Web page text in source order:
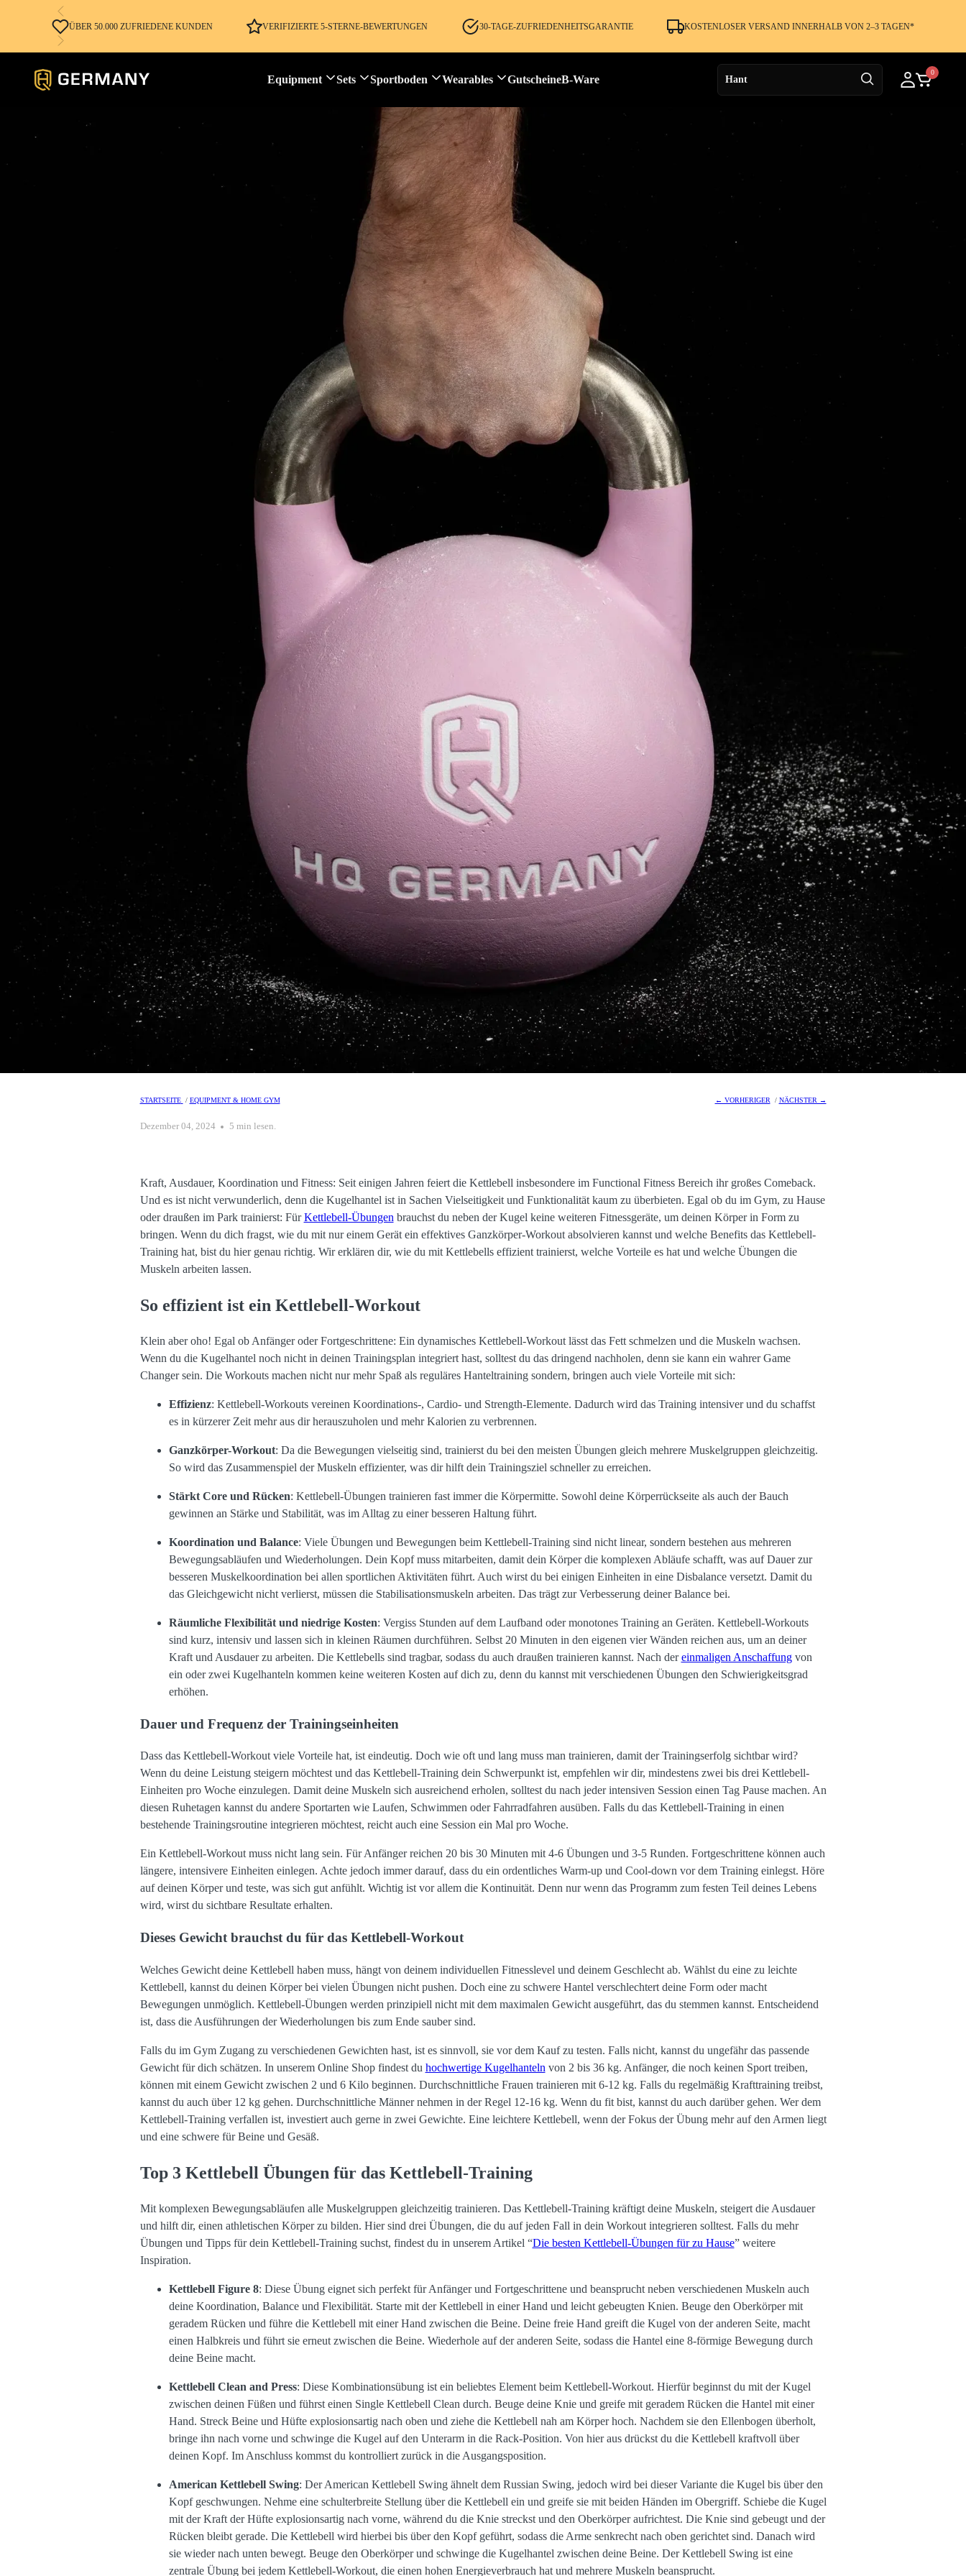
ÜBER 50.000 ZUFRIEDENE KUNDEN VERIFIZIERTE 5-STERNE-BEWERTUNGEN 30-TAGE-ZUFRIEDENHEITSGARANTIE KOSTENLOSER VERSAND INNERHALB VON 2–3 TAGEN*
Equipment Sets Sportboden Wearables GutscheineB-Ware
0
STARTSEITE / EQUIPMENT & HOME GYM ← VORHERIGER / NÄCHSTER →
Dezember 04, 2024 5 min lesen.
Kraft, Ausdauer, Koordination und Fitness: Seit einigen Jahren feiert die Kettlebell insbesondere im Functional Fitness Bereich ihr großes Comeback.
Und es ist nicht verwunderlich, denn die Kugelhantel ist in Sachen Vielseitigkeit und Funktionalität kaum zu überbieten. Egal ob du im Gym, zu Hause
oder draußen im Park trainierst: FürKettlebell-Übungen brauchst du neben der Kugel keine weiteren Fitnessgeräte, um deinen Körper in Form zu
bringen. Wenn du dich fragst, wie du mit nur einem Gerät ein effektives Ganzkörper-Workout absolvieren kannst und welche Benefits das Kettlebell-
Training hat, bist du hier genau richtig. Wir erklären dir, wie du mit Kettlebells effizient trainierst, welche Vorteile es hat und welche Übungen die
Muskeln arbeiten lassen.
So effizient ist ein Kettlebell-Workout
Klein aber oho! Egal ob Anfänger oder Fortgeschrittene: Ein dynamisches Kettlebell-Workout lässt das Fett schmelzen und die Muskeln wachsen.
Wenn du die Kugelhantel noch nicht in deinen Trainingsplan integriert hast, solltest du das dringend nachholen, denn sie kann ein wahrer Game
Changer sein. Die Workouts machen nicht nur mehr Spaß als reguläres Hanteltraining sondern, bringen auch viele Vorteile mit sich:
Effizienz: Kettlebell-Workouts vereinen Koordinations-, Cardio- und Strength-Elemente. Dadurch wird das Training intensiver und du schaffst
es in kürzerer Zeit mehr aus dir herauszuholen und mehr Kalorien zu verbrennen.
Ganzkörper-Workout: Da die Bewegungen vielseitig sind, trainierst du bei den meisten Übungen gleich mehrere Muskelgruppen gleichzeitig.
So wird das Zusammenspiel der Muskeln effizienter, was dir hilft dein Trainingsziel schneller zu erreichen.
Stärkt Core und Rücken: Kettlebell-Übungen trainieren fast immer die Körpermitte. Sowohl deine Körperrückseite als auch der Bauch
gewinnen an Stärke und Stabilität, was im Alltag zu einer besseren Haltung führt.
Koordination und Balance: Viele Übungen und Bewegungen beim Kettlebell-Training sind nicht linear, sondern bestehen aus mehreren
Bewegungsabläufen und Wiederholungen. Dein Kopf muss mitarbeiten, damit dein Körper die komplexen Abläufe schafft, was auf Dauer zur
besseren Muskelkoordination bei allen sportlichen Aktivitäten führt. Auch wirst du bei einigen Einheiten in eine Disbalance versetzt. Damit du
das Gleichgewicht nicht verlierst, müssen die Stabilisationsmuskeln arbeiten. Das trägt zur Verbesserung deiner Balance bei.
Räumliche Flexibilität und niedrige Kosten: Vergiss Stunden auf dem Laufband oder monotones Training an Geräten. Kettlebell-Workouts
sind kurz, intensiv und lassen sich in kleinen Räumen durchführen. Selbst 20 Minuten in den eigenen vier Wänden reichen aus, um an deiner
Kraft und Ausdauer zu arbeiten. Die Kettlebells sind tragbar, sodass du auch draußen trainieren kannst. Nach dereinmaligen Anschaffungvon
ein oder zwei Kugelhanteln kommen keine weiteren Kosten auf dich zu, denn du kannst mit verschiedenen Übungen den Schwierigkeitsgrad
erhöhen.
Dauer und Frequenz der Trainingseinheiten
Dass das Kettlebell-Workout viele Vorteile hat, ist eindeutig. Doch wie oft und lang muss man trainieren, damit der Trainingserfolg sichtbar wird?
Wenn du deine Leistung steigern möchtest und das Kettlebell-Training dein Schwerpunkt ist, empfehlen wir dir, mindestens zwei bis drei Kettlebell-
Einheiten pro Woche einzulegen. Damit deine Muskeln sich ausreichend erholen, solltest du nach jeder intensiven Session einen Tag Pause machen. An
diesen Ruhetagen kannst du andere Sportarten wie Laufen, Schwimmen oder Fahrradfahren ausüben. Falls du das Kettlebell-Training in einen
bestehende Trainingsroutine integrieren möchtest, reicht auch eine Session ein Mal pro Woche.
Ein Kettlebell-Workout muss nicht lang sein. Für Anfänger reichen 20 bis 30 Minuten mit 4-6 Übungen und 3-5 Runden. Fortgeschrittene können auch
längere, intensivere Einheiten einlegen. Achte jedoch immer darauf, dass du ein ordentliches Warm-up und Cool-down vor dem Training einlegst. Höre
auf deinen Körper und teste, was sich gut anfühlt. Wichtig ist vor allem die Kontinuität. Denn nur wenn das Programm zum festen Teil deines Lebens
wird, wirst du sichtbare Resultate erhalten.
Dieses Gewicht brauchst du für das Kettlebell-Workout
Welches Gewicht deine Kettlebell haben muss, hängt von deinem individuellen Fitnesslevel und deinem Geschlecht ab. Wählst du eine zu leichte
Kettlebell, kannst du deinen Körper bei vielen Übungen nicht pushen. Doch eine zu schwere Hantel verschlechtert deine Form oder macht
Bewegungen unmöglich. Kettlebell-Übungen werden prinzipiell nicht mit dem maximalen Gewicht ausgeführt, das du stemmen kannst. Entscheidend
ist, dass die Ausführungen der Wiederholungen bis zum Ende sauber sind.
Falls du im Gym Zugang zu verschiedenen Gewichten hast, ist es sinnvoll, sie vor dem Kauf zu testen. Falls nicht, kannst du ungefähr das passende
Gewicht für dich schätzen. In unserem Online Shop findest du hochwertige Kugelhanteln von 2 bis 36 kg. Anfänger, die noch keinen Sport treiben,
können mit einem Gewicht zwischen 2 und 6 Kilo beginnen. Durchschnittliche Frauen trainieren mit 6-12 kg. Falls du regelmäßig Krafttraining treibst,
kannst du auch über 12 kg gehen. Durchschnittliche Männer nehmen in der Regel 12-16 kg. Wenn du fit bist, kannst du auch darüber gehen. Wer dem
Kettlebell-Training verfallen ist, investiert auch gerne in zwei Gewichte. Eine leichtere Kettlebell, wenn der Fokus der Übung mehr auf den Armen liegt
und eine schwere für Beine und Gesäß.
Top 3 Kettlebell Übungen für das Kettlebell-Training
Mit komplexen Bewegungsabläufen alle Muskelgruppen gleichzeitig trainieren. Das Kettlebell-Training kräftigt deine Muskeln, steigert die Ausdauer
und hilft dir, einen athletischen Körper zu bilden. Hier sind drei Übungen, die du auf jeden Fall in dein Workout integrieren solltest. Falls du mehr
Übungen und Tipps für dein Kettlebell-Training suchst, findest du in unserem Artikel “Die besten Kettlebell-Übungen für zu Hause” weitere
Inspiration.
Kettlebell Figure 8: Diese Übung eignet sich perfekt für Anfänger und Fortgeschrittene und beansprucht neben verschiedenen Muskeln auch
deine Koordination, Balance und Flexibilität. Starte mit der Kettlebell in einer Hand und leicht gebeugten Knien. Beuge den Oberkörper mit
geradem Rücken und führe die Kettlebell mit einer Hand zwischen die Beine. Deine freie Hand greift die Kugel von der anderen Seite, macht
einen Halbkreis und führt sie erneut zwischen die Beine. Wiederhole auf der anderen Seite, sodass die Hantel eine 8-förmige Bewegung durch
deine Beine macht.
Kettlebell Clean and Press: Diese Kombinationsübung ist ein beliebtes Element beim Kettlebell-Workout. Hierfür beginnst du mit der Kugel
zwischen deinen Füßen und führst einen Single Kettlebell Clean durch. Beuge deine Knie und greife mit geradem Rücken die Hantel mit einer
Hand. Streck Beine und Hüfte explosionsartig nach oben und ziehe die Kettlebell nah am Körper hoch. Nachdem sie den Ellenbogen überholt,
bringe ihn nach vorne und schwinge die Kugel auf den Unterarm in die Rack-Position. Von hier aus drückst du die Kettlebell kraftvoll über
deinen Kopf. Im Anschluss kommst du kontrolliert zurück in die Ausgangsposition.
American Kettlebell Swing: Der American Kettlebell Swing ähnelt dem Russian Swing, jedoch wird bei dieser Variante die Kugel bis über den
Kopf geschwungen. Nehme eine schulterbreite Stellung über die Kettlebell ein und greife sie mit beiden Händen im Obergriff. Schiebe die Kugel
mit der Kraft der Hüfte explosionsartig nach vorne, während du die Knie streckst und den Oberkörper aufrichtest. Die Knie sind gebeugt und der
Rücken bleibt gerade. Die Kettlebell wird hierbei bis über den Kopf geführt, sodass die Arme senkrecht nach oben gerichtet sind. Danach wird
sie wieder nach unten bewegt. Beuge den Oberkörper und schwinge die Kugelhantel zwischen deine Beine. Der Kettlebell Swing ist eine
zentrale Übung bei jedem Kettlebell-Workout, die einen hohen Energieverbrauch hat und mehrere Muskeln beansprucht.